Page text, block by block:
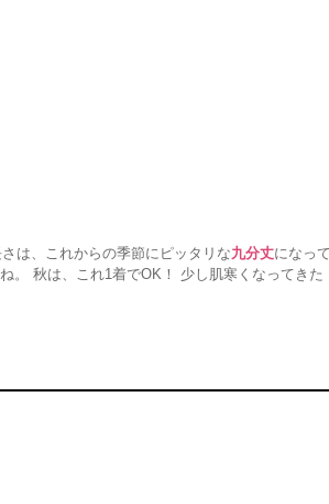
は、これからの季節にピッタリな九分丈になっ
。 秋は、これ1着でOK！ 少し肌寒くなってきた